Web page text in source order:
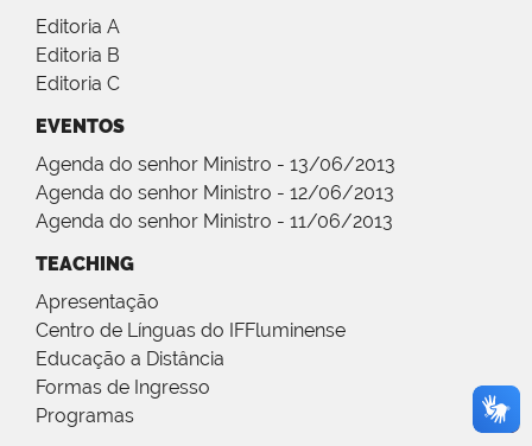
Editoria A
Editoria B
Editoria C
EVENTOS
Agenda do senhor Ministro - 13/06/2013
Agenda do senhor Ministro - 12/06/2013
Agenda do senhor Ministro - 11/06/2013
TEACHING
Apresentação
Centro de Línguas do IFFluminense
Educação a Distância
Formas de Ingresso
Programas